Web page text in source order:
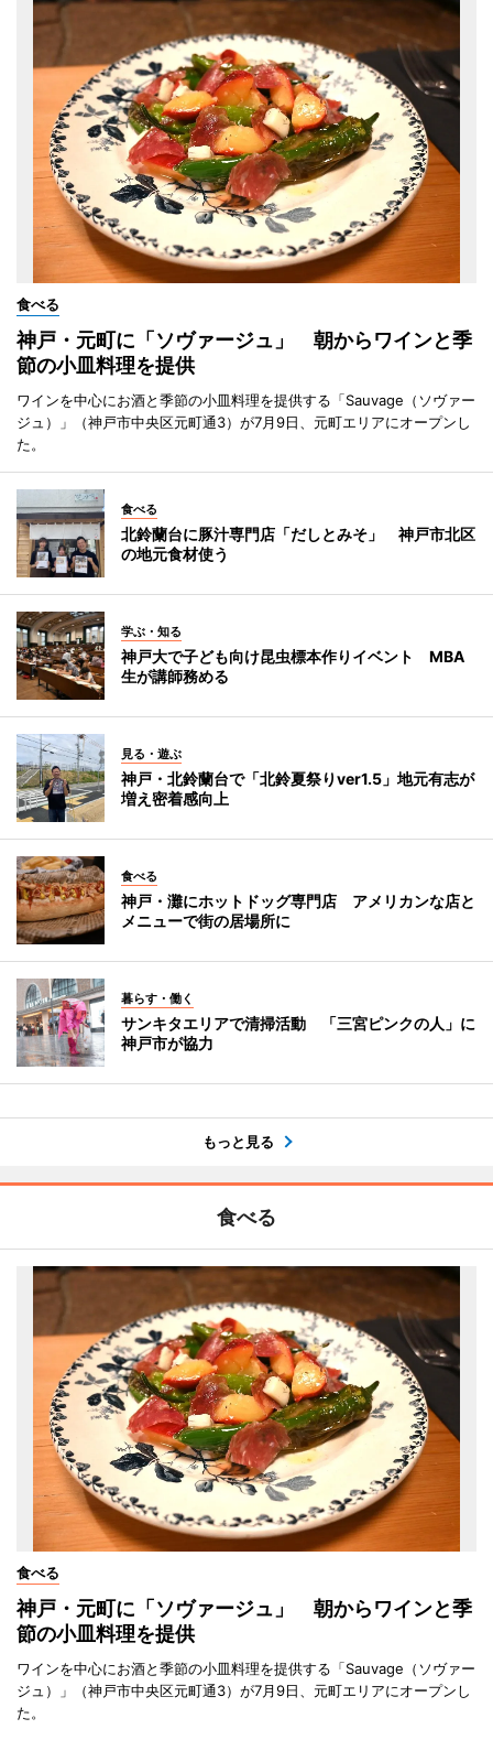
食べる
神戸・元町に「ソヴァージュ」 朝からワインと季
節の小皿料理を提供
ワインを中心にお酒と季節の小皿料理を提供する「Sauvage（ソヴァー
ジュ）」（神戸市中央区元町通3）が7月9日、元町エリアにオープンし
た。
食べる
北鈴蘭台に豚汁専門店「だしとみそ」 神戸市北区
の地元食材使う
学ぶ・知る
神戸大で子ども向け昆虫標本作りイベント MBA
生が講師務める
見る・遊ぶ
神戸・北鈴蘭台で「北鈴夏祭りver1.5」地元有志が
増え密着感向上
食べる
神戸・灘にホットドッグ専門店 アメリカンな店と
メニューで街の居場所に
暮らす・働く
サンキタエリアで清掃活動 「三宮ピンクの人」に
神戸市が協力
もっと見る
食べる
食べる
神戸・元町に「ソヴァージュ」 朝からワインと季
節の小皿料理を提供
ワインを中心にお酒と季節の小皿料理を提供する「Sauvage（ソヴァー
ジュ）」（神戸市中央区元町通3）が7月9日、元町エリアにオープンし
た。